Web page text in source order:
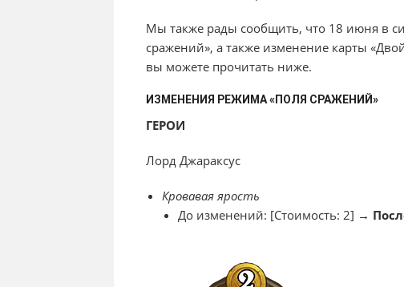
Мы также рады сообщить, что 18 июня в
сражений», а также изменение карты
вы можете прочитать ниже.
ИЗМЕНЕНИЯ РЕЖИМА «ПОЛЯ СРАЖЕНИЙ»
ГЕРОИ
Лорд Джараксус
Кровавая ярость
До изменений: [Стоимость: 2] →